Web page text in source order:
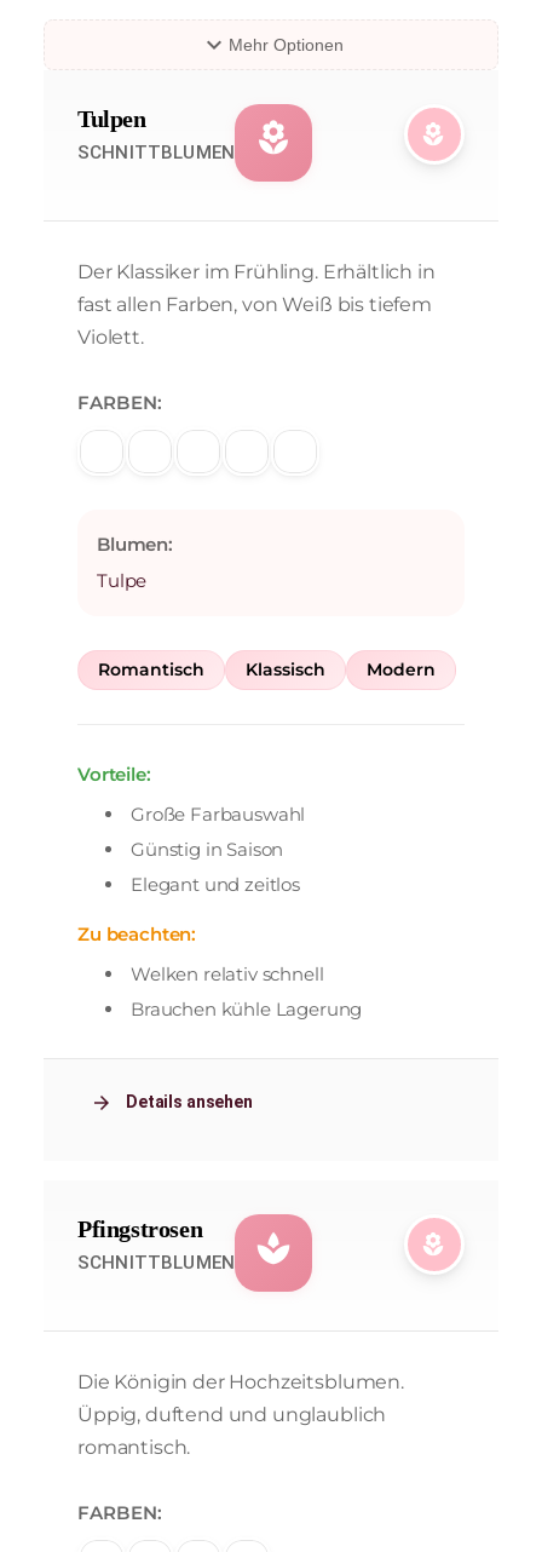
expand_more Mehr Optionen
Tulpen
SCHNITTBLUMEN local_florist local_florist
Der Klassiker im Frühling. Erhältlich in
fast allen Farben, von Weiß bis tiefem
Violett.
FARBEN:
Blumen:
Tulpe
Romantisch Klassisch Modern
Vorteile:
Große Farbauswahl
Günstig in Saison
Elegant und zeitlos
Zu beachten:
Welken relativ schnell
Brauchen kühle Lagerung
arrow_forward Details ansehen
Pfingstrosen
SCHNITTBLUMEN spa local_florist
Die Königin der Hochzeitsblumen.
Üppig, duftend und unglaublich
romantisch.
FARBEN: